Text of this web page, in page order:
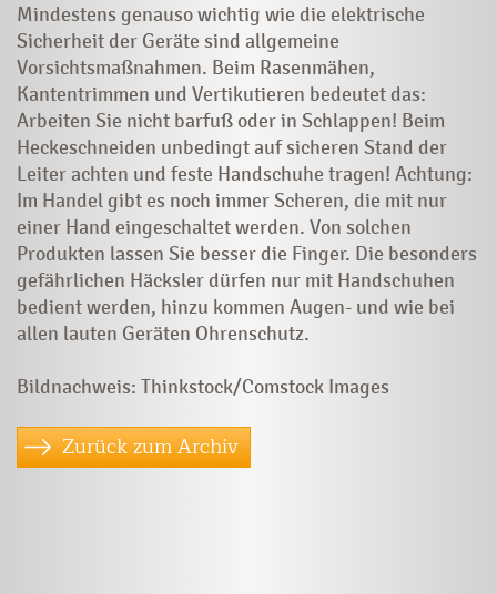
Mindestens genauso wichtig wie die elektrische
Sicherheit der Geräte sind allgemeine
Vorsichtsmaßnahmen. Beim Rasenmähen,
Kantentrimmen und Vertikutieren bedeutet das:
Arbeiten Sie nicht barfuß oder in Schlappen! Beim
Heckeschneiden unbedingt auf sicheren Stand der
Leiter achten und feste Handschuhe tragen! Achtung:
Im Handel gibt es noch immer Scheren, die mit nur
einer Hand eingeschaltet werden. Von solchen
Produkten lassen Sie besser die Finger. Die besonders
gefährlichen Häcksler dürfen nur mit Handschuhen
bedient werden, hinzu kommen Augen- und wie bei
allen lauten Geräten ­Ohrenschutz.
Bildnachweis: Thinkstock/Comstock Images
Zurück zum Archiv